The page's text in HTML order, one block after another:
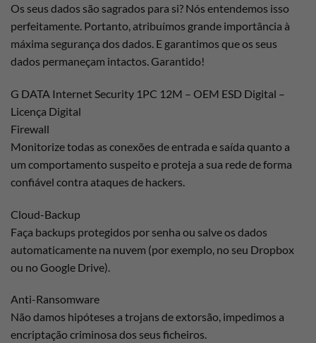
Os seus dados são sagrados para si? Nós entendemos isso
perfeitamente. Portanto, atribuímos grande importância à
máxima segurança dos dados. E garantimos que os seus
dados permaneçam intactos. Garantido!
G DATA Internet Security 1PC 12M – OEM ESD Digital –
Licença Digital
Firewall
Monitorize todas as conexões de entrada e saída quanto a
um comportamento suspeito e proteja a sua rede de forma
confiável contra ataques de hackers.
Cloud-Backup
Faça backups protegidos por senha ou salve os dados
automaticamente na nuvem (por exemplo, no seu Dropbox
ou no Google Drive).
Anti-Ransomware
Não damos hipóteses a trojans de extorsão, impedimos a
encriptação criminosa dos seus ficheiros.